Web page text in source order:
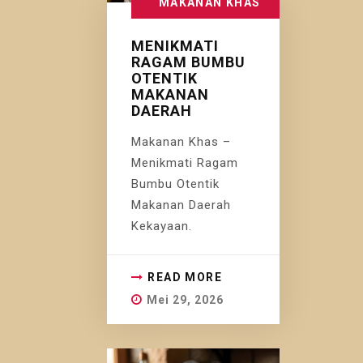
MENIKMATI
RAGAM BUMBU
OTENTIK
MAKANAN
DAERAH
Makanan Khas –
Menikmati Ragam
Bumbu Otentik
Makanan Daerah
Kekayaan.
READ MORE
Mei 29, 2026